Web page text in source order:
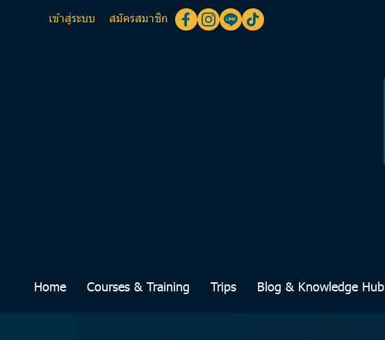
เข้าสู่ระบบ สมัครสมาชิก
Home Courses & Training Trips Blog & Knowledge Hub